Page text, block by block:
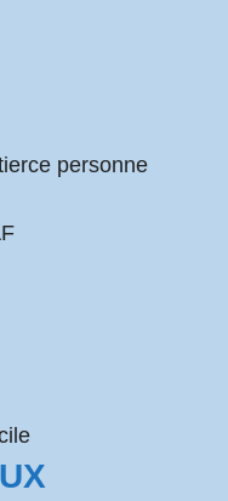
personne